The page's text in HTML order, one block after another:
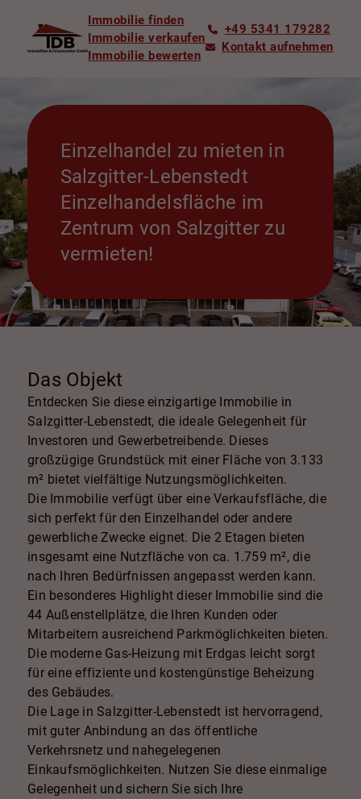
Immobilie finden
Immobilie verkaufen
Immobilie bewerten
+49 5341 179282
Kontakt aufnehmen
Einzelhandel zu mieten in
Salzgitter-Lebenstedt
Einzelhandelsfläche im
Zentrum von Salzgitter zu
vermieten!
Das Objekt
Entdecken Sie diese einzigartige Immobilie in
Salzgitter-Lebenstedt, die ideale Gelegenheit für
Investoren und Gewerbetreibende. Dieses
großzügige Grundstück mit einer Fläche von 3.133
m² bietet vielfältige Nutzungsmöglichkeiten.
Die Immobilie verfügt über eine Verkaufsfläche, die
sich perfekt für den Einzelhandel oder andere
gewerbliche Zwecke eignet. Die 2 Etagen bieten
insgesamt eine Nutzfläche von ca. 1.759 m², die
nach Ihren Bedürfnissen angepasst werden kann.
Ein besonderes Highlight dieser Immobilie sind die
44 Außenstellplätze, die Ihren Kunden oder
Mitarbeitern ausreichend Parkmöglichkeiten bieten.
Die moderne Gas-Heizung mit Erdgas leicht sorgt
für eine effiziente und kostengünstige Beheizung
des Gebäudes.
Die Lage in Salzgitter-Lebenstedt ist hervorragend,
mit guter Anbindung an das öffentliche
Verkehrsnetz und nahegelegenen
Einkaufsmöglichkeiten. Nutzen Sie diese einmalige
Gelegenheit und sichern Sie sich Ihre